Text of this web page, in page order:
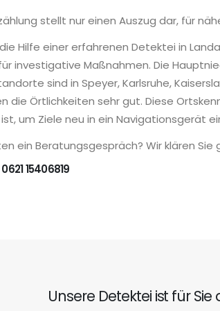
stellt nur einen Auszug dar, für
Hilfe einer erfahrenen Detektei in
investigative Maßnahmen. Die
sind in Speyer, Karlsruhe,
die Örtlichkeiten sehr gut. Diese
um Ziele neu in ein Navigationsgerät
ein Beratungsgespräch? Wir klären Sie
15406819
Unsere Detektei ist für